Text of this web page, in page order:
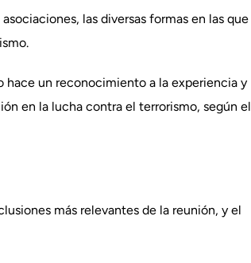
las diversas formas en las que
hace un reconocimiento a la experiencia y
en la lucha contra el terrorismo, según el
más relevantes de la reunión, y el